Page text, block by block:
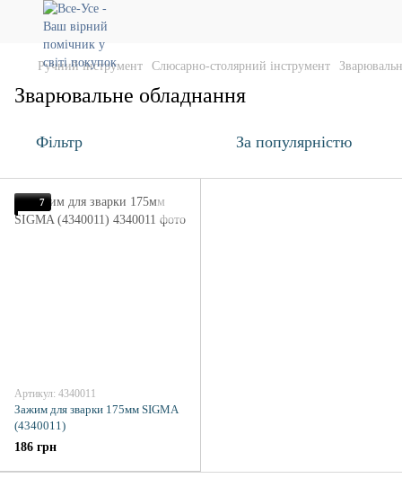
Ручний інструмент Слюсарно-столярний інструмент
Зварювальне обладнання
Фільтр За популярністю
7
Артикул: 4340011
Зажим для зварки 175мм SIGMA
(4340011)
186 грн